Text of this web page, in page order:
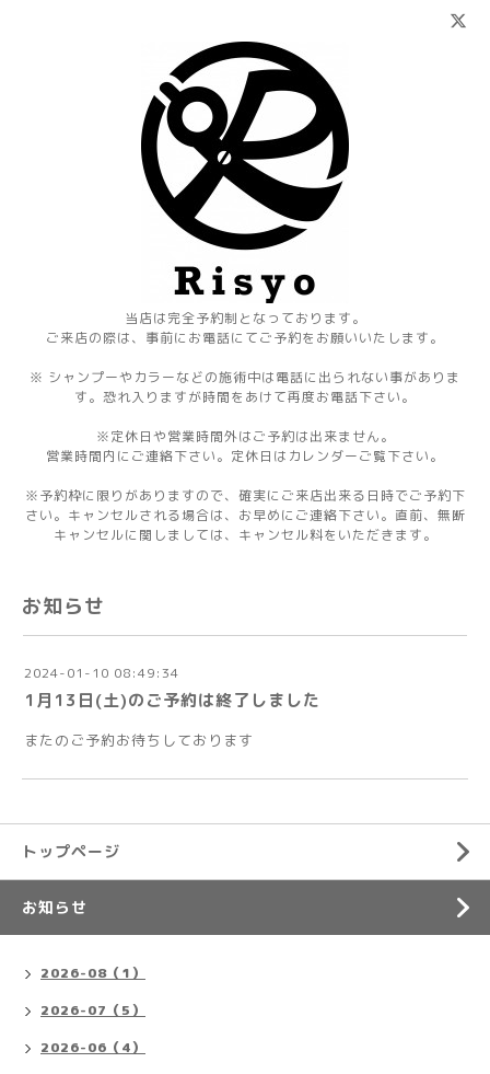
当店は完全予約制となっております。
ご来店の際は、事前にお電話にてご予約をお願いいたします。
※ シャンプーやカラーなどの施術中は電話に出られない事がありま
す。恐れ入りますが時間をあけて再度お電話下さい。
※定休日や営業時間外はご予約は出来ません。
営業時間内にご連絡下さい。定休日はカレンダーご覧下さい。
※予約枠に限りがありますので、確実にご来店出来る日時でご予約下
さい。キャンセルされる場合は、お早めにご連絡下さい。直前、無断
キャンセルに関しましては、キャンセル料をいただきます。
お知らせ
2024-01-10 08:49:34
1月13日(土)のご予約は終了しました
またのご予約お待ちしております
トップページ
お知らせ
2026-08（1）
2026-07（5）
2026-06（4）